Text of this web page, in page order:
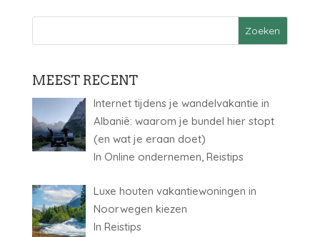
MEEST RECENT
Internet tijdens je wandelvakantie in
Albanië: waarom je bundel hier stopt
(en wat je eraan doet)
In Online ondernemen, Reistips
Luxe houten vakantiewoningen in
Noorwegen kiezen
In Reistips